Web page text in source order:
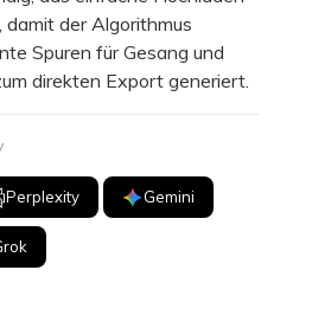
der Algorithmus
Spuren für Gesang und
direkten Export generiert.
Perplexity Gemini